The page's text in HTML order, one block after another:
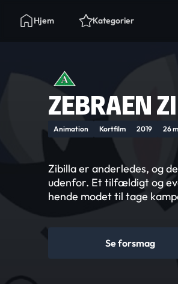
Hjem Kategorier
ZEBRAEN
Animation Kortfilm 2019 26
Zibilla er anderledes, og
udenfor. Et tilfældigt og
hende modet til tage
Se forsmag